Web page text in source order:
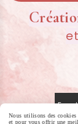
Nous utilisons des
et pour vous offrir une